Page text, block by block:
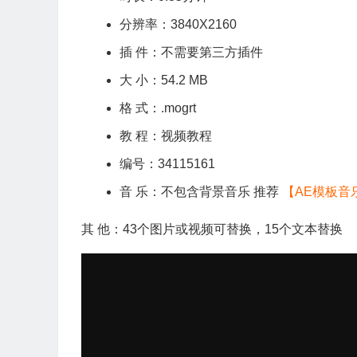
分辨率：3840X2160
插 件：不需要第三方插件
大 小：54.2 MB
格 式：.mogrt
教 程：视频教程
编号：34115161
音 乐：不包含背景音乐 推荐 【AE模板音
其 他：43个图片或视频可替换，15个文本替换